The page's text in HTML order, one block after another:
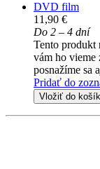
DVD film
11,90 €
Do 2 – 4 dní
Tento produkt
vám ho vieme
posnažíme sa
Pridať do
Vložiť do